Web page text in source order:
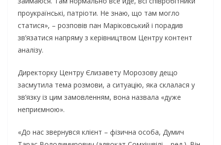
проукраїнські, патріоти. Не знаю, що там могло
статися», – розповів пан Маріковський і порадив
зв’язатися напряму з керівництвом Центру контент
аналізу.
Директорку Центру Єлизавету Морозову дещо
засмутила тема розмови, а ситуацію, яка склалася у
зв’язку із цим замовленням, вона назвала «дуже
неприємною».
«До нас звернувся клієнт – фізична особа, Думич